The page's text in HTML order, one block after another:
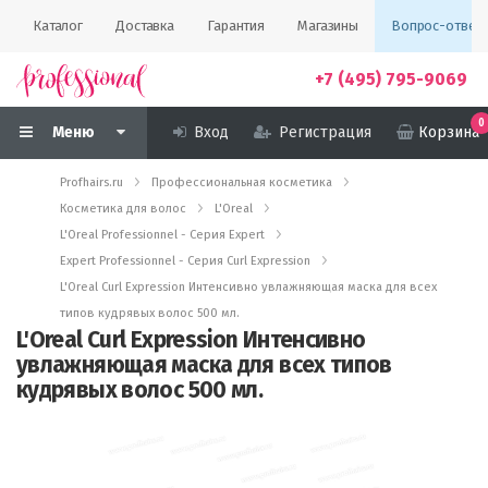
Каталог Доставка Гарантия Магазины Вопрос-ответ
+7 (495) 795-9069
Меню Вход Регистрация Корзина
0
Profhairs.ru
Профессиональная косметика
Косметика для волос
L'Oreal
L'Oreal Professionnel - Серия Expert
Expert Professionnel - Серия Curl Expression
L'Oreal Curl Expression Интенсивно увлажняющая маска для всех
типов кудрявых волос 500 мл.
L'Oreal Curl Expression Интенсивно
увлажняющая маска для всех типов
кудрявых волос 500 мл.